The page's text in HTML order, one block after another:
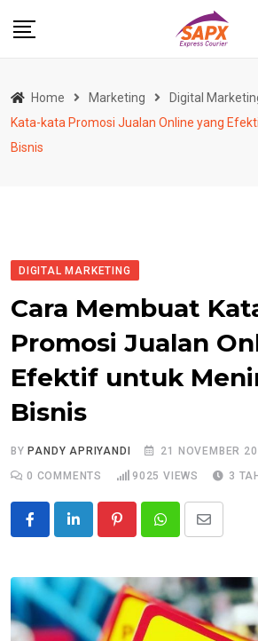
Home Marketing Digital
Kata-kata Promosi Jualan Online yang
Bisnis
DIGITAL MARKETING
Cara Membuat
Promosi Jualan
Efektif untuk
Bisnis
BY PANDY APRIYANDI
21 NOVEMBER
0 COMMENTS 9025 VIEWS 3
PinterestWhatsappShare
Email